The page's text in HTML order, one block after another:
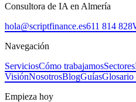
Consultora de IA en Almería
hola@scriptfinance.es611 814 828
Navegación
ServiciosCómo trabajamosSectores
VisiónNosotrosBlogGuíasGlosario
Empieza hoy